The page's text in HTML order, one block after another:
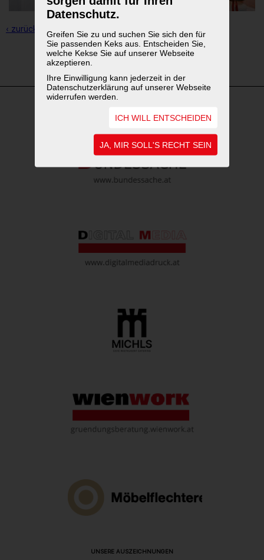
Datenschutz.
Greifen Sie zu und suchen Sie sich den für
Sie passenden Keks aus. Entscheiden Sie,
welche Kekse Sie auf unserer Webseite
akzeptieren.
Ihre Einwilligung kann jederzeit in der
Datenschutzerklärung auf unserer Webseite
widerrufen werden.
ICH WILL ENTSCHEIDEN
JA, MIR SOLL'S RECHT SEIN
‹ zurück zur Übersicht
1 2 3
WEITERFÜHRENDE LINKS
UNSERE AUSZEICHNUNGEN